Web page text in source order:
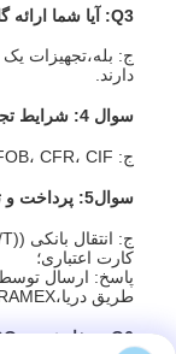
دستگاه تغذیه
الکترودهای
ماشین کشنده
دستگاه جوش
Q3: آیا شما ارائه گارانتی برای محصولات؟
دارند.
سوال 4: شرایط تجاری شما چیست؟
ج: EXW، FOB، CFR، CIF، تضمین تجاری علی بابا.
سوال5: پرداخت و تحویل؟
کارت اعتباری؛
طریق دریا،ARAMEX...
Q6: سفارشی و MOQ؟